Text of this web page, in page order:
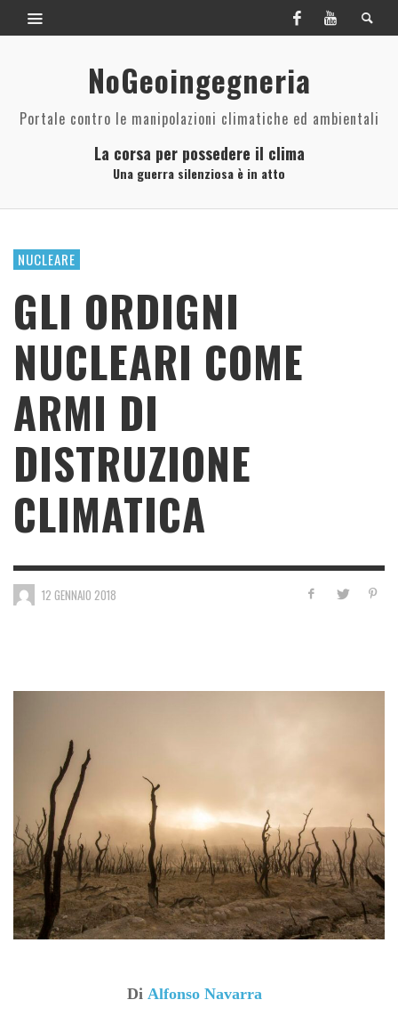
NoGeoingegneria
Portale contro le manipolazioni climatiche ed ambientali
La corsa per possedere il clima
Una guerra silenziosa è in atto
NUCLEARE
GLI ORDIGNI
NUCLEARI COME
ARMI DI
DISTRUZIONE
CLIMATICA
12 GENNAIO 2018
Di Alfonso Navarra